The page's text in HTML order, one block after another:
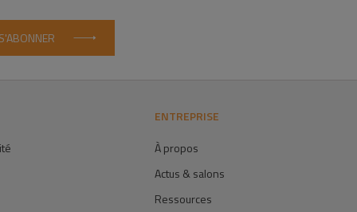
S'ABONNER
ENTREPRISE
À propos
Actus & salons
Ressources